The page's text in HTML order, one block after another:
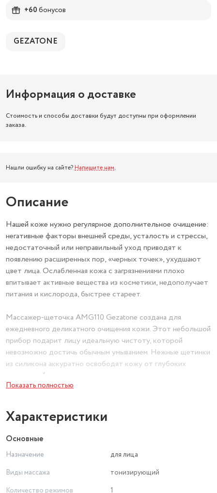
+60бонусов
GEZATONE
Информация о доставке
Стоимость и способы доставки будут доступны при оформлении
заказа.
Нашли ошибку на сайте? Напишите нам.
Описание
Нашей коже нужно регулярное дополнительное очищение:
негативные факторы внешней среды, усталость и стрессы,
недостаточный или неправильный уход приводят к
появлению расширенных пор, «черных точек», ухудшают
цвет лица. Ослабленная кожа с загрязнениями плохо
впитывает активные вещества из косметики, недополучает
питания и кислорода, быстрее стареет.
Массажер-щеточка AMG110 Gezatone создана для
ежедневного деликатного очищения кожи. Этот небольшой
прибор подарит лицу идеальную чистоту, которой
невозможно достичь обычным умыванием. Нежные щетинки
из силикона аккуратно освободят кожу от глубоких
загрязнений и слипшихся ороговелых частиц эпидермиса,
без травм и микроповреждений.
Проблемы:
Расширенные поры;
Неровный тон кожи;
Усиленное выделение кожного сала;
Гиперкератоз;
Показать полностью
Характеристики
Основные
Назначение
для лица
Виды массажа
тонизирующий
Количество режимов
1